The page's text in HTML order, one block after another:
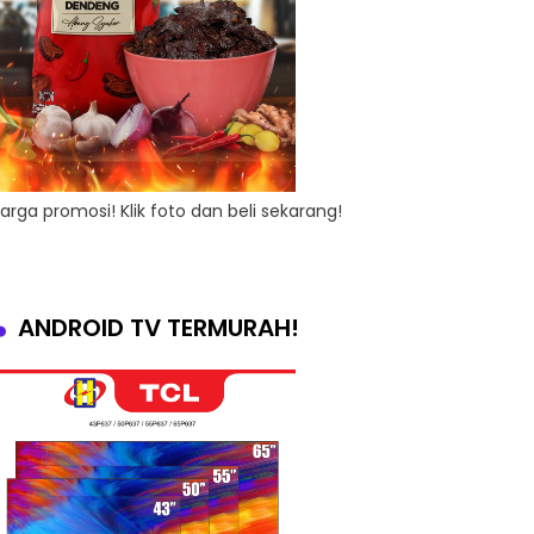
promosi! Klik foto dan beli sekarang!
ANDROID TV TERMURAH!